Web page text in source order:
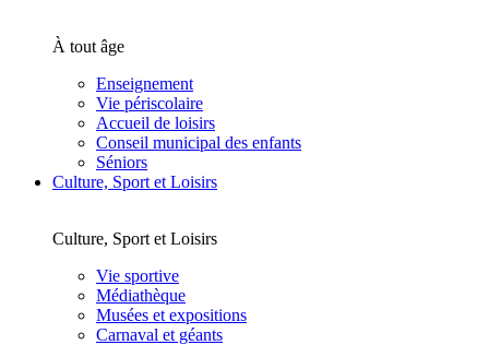
À tout âge
Enseignement
Vie périscolaire
Accueil de loisirs
Conseil municipal des enfants
Séniors
Culture, Sport et Loisirs
Culture, Sport et Loisirs
Vie sportive
Médiathèque
Musées et expositions
Carnaval et géants